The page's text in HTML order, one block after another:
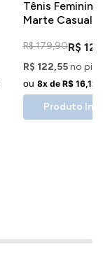
Tênis
Marte Casual
R$ 179,90R$
R$ 122,55 no pix
ou 8x de R$ 16,12
Produto